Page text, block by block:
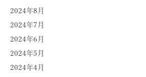
2024年8月
2024年7月
2024年6月
2024年5月
2024年4月